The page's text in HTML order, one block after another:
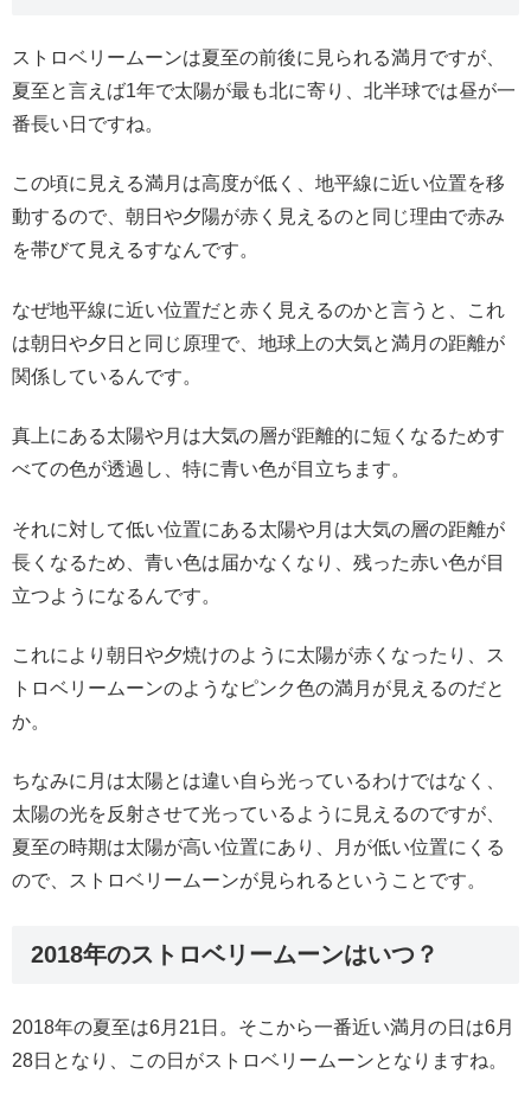
ストロベリームーンは夏至の前後に見られる満月ですが、
夏至と言えば1年で太陽が最も北に寄り、北半球では昼が一
番長い日ですね。
この頃に見える満月は高度が低く、地平線に近い位置を移
動するので、朝日や夕陽が赤く見えるのと同じ理由で赤み
を帯びて見えるすなんです。
なぜ地平線に近い位置だと赤く見えるのかと言うと、これ
は朝日や夕日と同じ原理で、地球上の大気と満月の距離が
関係しているんです。
真上にある太陽や月は大気の層が距離的に短くなるためす
べての色が透過し、特に青い色が目立ちます。
それに対して低い位置にある太陽や月は大気の層の距離が
長くなるため、青い色は届かなくなり、残った赤い色が目
立つようになるんです。
これにより朝日や夕焼けのように太陽が赤くなったり、ス
トロベリームーンのようなピンク色の満月が見えるのだと
か。
ちなみに月は太陽とは違い自ら光っているわけではなく、
太陽の光を反射させて光っているように見えるのですが、
夏至の時期は太陽が高い位置にあり、月が低い位置にくる
ので、ストロベリームーンが見られるということです。
2018年のストロベリームーンはいつ？
2018年の夏至は6月21日。そこから一番近い満月の日は6月
28日となり、この日がストロベリームーンとなりますね。